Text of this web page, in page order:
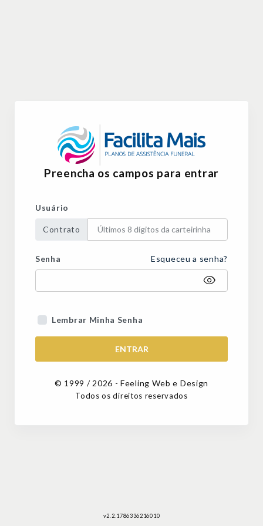
Preencha os campos para entrar
Usuário
Contrato
Senha Esqueceu a senha?
Lembrar Minha Senha
ENTRAR
© 1999 / 2026 - Feeling Web e Design
Todos os direitos reservados
v2.2. 1786336216010